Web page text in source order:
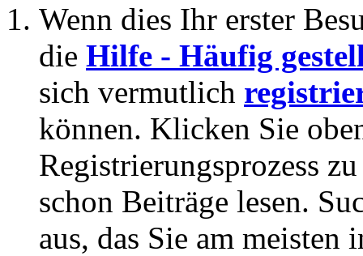
Wenn dies Ihr erster
die Hilfe - Häufig
sich vermutlich
können. Klicken Sie
Registrierungsprozess
schon Beiträge lesen.
aus, das Sie am meisten